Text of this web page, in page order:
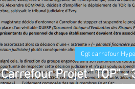
Carrefour Projet "TOP" -
Cgt carrefour